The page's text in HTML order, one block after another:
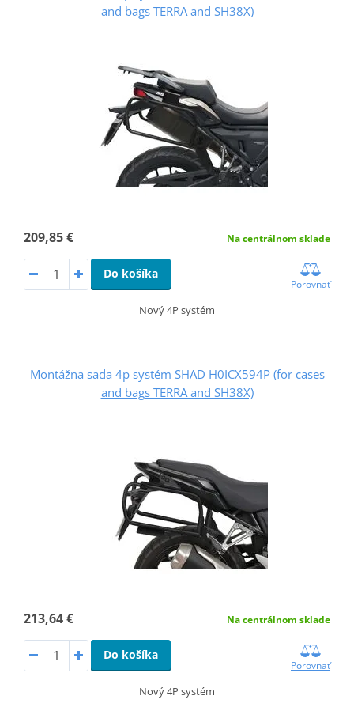
and bags TERRA and SH38X)
209,85 € Na centrálnom sklade
Do košíka
Porovnať
Nový 4P systém
Montážna sada 4p systém SHAD H0ICX594P (for cases
and bags TERRA and SH38X)
213,64 € Na centrálnom sklade
Do košíka
Porovnať
Nový 4P systém